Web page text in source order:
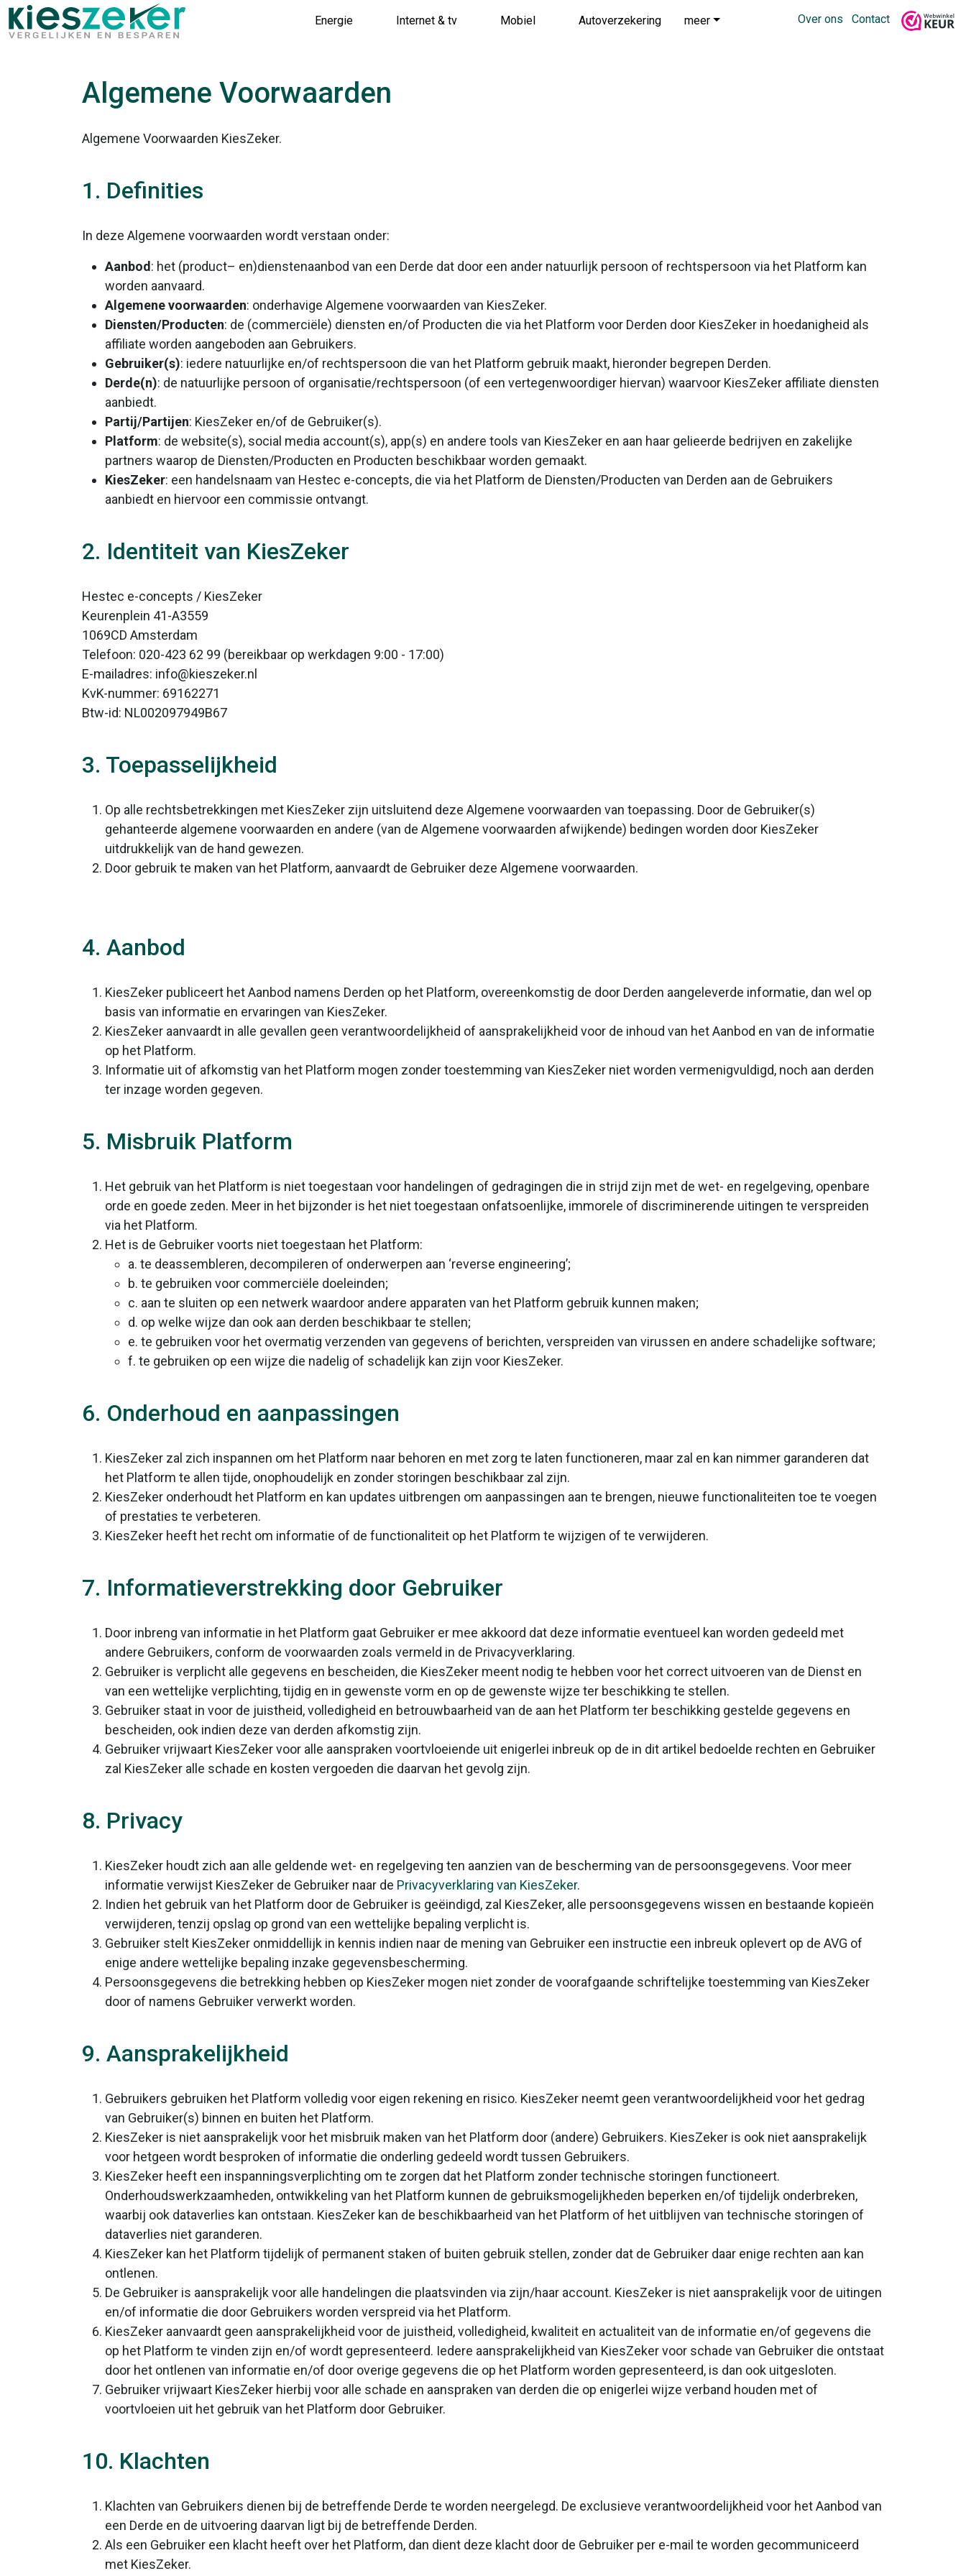
Energie Internet & tv Mobiel Autoverzekering meer Over ons Contact
Algemene Voorwaarden
Algemene Voorwaarden KiesZeker.
1. Definities
In deze Algemene voorwaarden wordt verstaan onder:
Aanbod : het (product– en)dienstenaanbod van een Derde dat door een ander natuurlijk persoon of rechtspersoon via het Platform kan
worden aanvaard.
Algemene voorwaarden: onderhavige Algemene voorwaarden van KiesZeker.
Diensten/Producten: de (commerciële) diensten en/of Producten die via het Platform voor Derden door KiesZeker in hoedanigheid als
affiliate worden aangeboden aan Gebruikers.
Gebruiker(s): iedere natuurlijke en/of rechtspersoon die van het Platform gebruik maakt, hieronder begrepen Derden.
Derde(n): de natuurlijke persoon of organisatie/rechtspersoon (of een vertegenwoordiger hiervan) waarvoor KiesZeker affiliate diensten
aanbiedt.
Partij/Partijen: KiesZeker en/of de Gebruiker(s).
Platform: de website(s), social media account(s), app(s) en andere tools van KiesZeker en aan haar gelieerde bedrijven en zakelijke
partners waarop de Diensten/Producten en Producten beschikbaar worden gemaakt.
KiesZeker: een handelsnaam van Hestec e-concepts, die via het Platform de Diensten/Producten van Derden aan de Gebruikers
aanbiedt en hiervoor een commissie ontvangt.
2. Identiteit van KiesZeker
Hestec e-concepts / KiesZeker
Keurenplein 41-A3559
1069CD Amsterdam
Telefoon: 020-423 62 99 (bereikbaar op werkdagen 9:00 - 17:00)
E-mailadres: info@kieszeker.nl
KvK-nummer: 69162271
Btw-id: NL002097949B67
3. Toepasselijkheid
Op alle rechtsbetrekkingen met KiesZeker zijn uitsluitend deze Algemene voorwaarden van toepassing. Door de Gebruiker(s)
gehanteerde algemene voorwaarden en andere (van de Algemene voorwaarden afwijkende) bedingen worden door KiesZeker
uitdrukkelijk van de hand gewezen.
Door gebruik te maken van het Platform, aanvaardt de Gebruiker deze Algemene voorwaarden.
4. Aanbod
KiesZeker publiceert het Aanbod namens Derden op het Platform, overeenkomstig de door Derden aangeleverde informatie, dan wel op
basis van informatie en ervaringen van KiesZeker.
KiesZeker aanvaardt in alle gevallen geen verantwoordelijkheid of aansprakelijkheid voor de inhoud van het Aanbod en van de informatie
op het Platform.
Informatie uit of afkomstig van het Platform mogen zonder toestemming van KiesZeker niet worden vermenigvuldigd, noch aan derden
ter inzage worden gegeven.
5. Misbruik Platform
Het gebruik van het Platform is niet toegestaan voor handelingen of gedragingen die in strijd zijn met de wet- en regelgeving, openbare
orde en goede zeden. Meer in het bijzonder is het niet toegestaan onfatsoenlijke, immorele of discriminerende uitingen te verspreiden
via het Platform.
Het is de Gebruiker voorts niet toegestaan het Platform:
a. te deassembleren, decompileren of onderwerpen aan ‘reverse engineering’;
b. te gebruiken voor commerciële doeleinden;
c. aan te sluiten op een netwerk waardoor andere apparaten van het Platform gebruik kunnen maken;
d. op welke wijze dan ook aan derden beschikbaar te stellen;
e. te gebruiken voor het overmatig verzenden van gegevens of berichten, verspreiden van virussen en andere schadelijke software;
f. te gebruiken op een wijze die nadelig of schadelijk kan zijn voor KiesZeker.
6. Onderhoud en aanpassingen
KiesZeker zal zich inspannen om het Platform naar behoren en met zorg te laten functioneren, maar zal en kan nimmer garanderen dat
het Platform te allen tijde, onophoudelijk en zonder storingen beschikbaar zal zijn.
KiesZeker onderhoudt het Platform en kan updates uitbrengen om aanpassingen aan te brengen, nieuwe functionaliteiten toe te voegen
of prestaties te verbeteren.
KiesZeker heeft het recht om informatie of de functionaliteit op het Platform te wijzigen of te verwijderen.
7. Informatieverstrekking door Gebruiker
Door inbreng van informatie in het Platform gaat Gebruiker er mee akkoord dat deze informatie eventueel kan worden gedeeld met
andere Gebruikers, conform de voorwaarden zoals vermeld in de Privacyverklaring.
Gebruiker is verplicht alle gegevens en bescheiden, die KiesZeker meent nodig te hebben voor het correct uitvoeren van de Dienst en
van een wettelijke verplichting, tijdig en in gewenste vorm en op de gewenste wijze ter beschikking te stellen.
Gebruiker staat in voor de juistheid, volledigheid en betrouwbaarheid van de aan het Platform ter beschikking gestelde gegevens en
bescheiden, ook indien deze van derden afkomstig zijn.
Gebruiker vrijwaart KiesZeker voor alle aanspraken voortvloeiende uit enigerlei inbreuk op de in dit artikel bedoelde rechten en Gebruiker
zal KiesZeker alle schade en kosten vergoeden die daarvan het gevolg zijn.
8. Privacy
KiesZeker houdt zich aan alle geldende wet- en regelgeving ten aanzien van de bescherming van de persoonsgegevens. Voor meer
informatie verwijst KiesZeker de Gebruiker naar de Privacyverklaring van KiesZeker.
Indien het gebruik van het Platform door de Gebruiker is geëindigd, zal KiesZeker, alle persoonsgegevens wissen en bestaande kopieën
verwijderen, tenzij opslag op grond van een wettelijke bepaling verplicht is.
Gebruiker stelt KiesZeker onmiddellijk in kennis indien naar de mening van Gebruiker een instructie een inbreuk oplevert op de AVG of
enige andere wettelijke bepaling inzake gegevensbescherming.
Persoonsgegevens die betrekking hebben op KiesZeker mogen niet zonder de voorafgaande schriftelijke toestemming van KiesZeker
door of namens Gebruiker verwerkt worden.
9. Aansprakelijkheid
Gebruikers gebruiken het Platform volledig voor eigen rekening en risico. KiesZeker neemt geen verantwoordelijkheid voor het gedrag
van Gebruiker(s) binnen en buiten het Platform.
KiesZeker is niet aansprakelijk voor het misbruik maken van het Platform door (andere) Gebruikers. KiesZeker is ook niet aansprakelijk
voor hetgeen wordt besproken of informatie die onderling gedeeld wordt tussen Gebruikers.
KiesZeker heeft een inspanningsverplichting om te zorgen dat het Platform zonder technische storingen functioneert.
Onderhoudswerkzaamheden, ontwikkeling van het Platform kunnen de gebruiksmogelijkheden beperken en/of tijdelijk onderbreken,
waarbij ook dataverlies kan ontstaan. KiesZeker kan de beschikbaarheid van het Platform of het uitblijven van technische storingen of
dataverlies niet garanderen.
KiesZeker kan het Platform tijdelijk of permanent staken of buiten gebruik stellen, zonder dat de Gebruiker daar enige rechten aan kan
ontlenen.
De Gebruiker is aansprakelijk voor alle handelingen die plaatsvinden via zijn/haar account. KiesZeker is niet aansprakelijk voor de uitingen
en/of informatie die door Gebruikers worden verspreid via het Platform.
KiesZeker aanvaardt geen aansprakelijkheid voor de juistheid, volledigheid, kwaliteit en actualiteit van de informatie en/of gegevens die
op het Platform te vinden zijn en/of wordt gepresenteerd. Iedere aansprakelijkheid van KiesZeker voor schade van Gebruiker die ontstaat
door het ontlenen van informatie en/of door overige gegevens die op het Platform worden gepresenteerd, is dan ook uitgesloten.
Gebruiker vrijwaart KiesZeker hierbij voor alle schade en aanspraken van derden die op enigerlei wijze verband houden met of
voortvloeien uit het gebruik van het Platform door Gebruiker.
10. Klachten
Klachten van Gebruikers dienen bij de betreffende Derde te worden neergelegd. De exclusieve verantwoordelijkheid voor het Aanbod van
een Derde en de uitvoering daarvan ligt bij de betreffende Derden.
Als een Gebruiker een klacht heeft over het Platform, dan dient deze klacht door de Gebruiker per e-mail te worden gecommuniceerd
met KiesZeker.